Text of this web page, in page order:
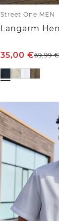
Street One MEN
Langarm
35,00€69,99